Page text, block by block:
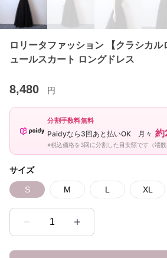
ロリータファッション 【クラシカ
ュールスカート ロングドレス
8,480 円
分割手数料無料
Paidyなら3回あと払いOK 月々
※税込価格を3回に分割した目安額です（端数
サイズ
S M L XL
1